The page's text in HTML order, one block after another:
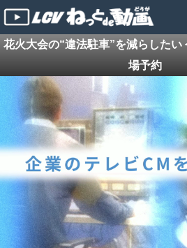
花火大会の“違法駐車”を減らした
場予約